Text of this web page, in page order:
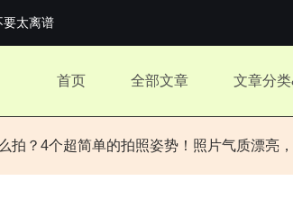
要太离谱
上全满亚，德约...
太离谱
首页 全部文章 文章分
拍？4个超简单的拍照姿势！照片气质漂亮